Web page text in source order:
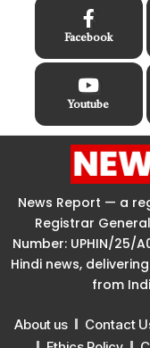
Facebook
Youtube
News Report — a
Registrar
Number: UPHIN/25/
Hindi news,
from
About us Contact